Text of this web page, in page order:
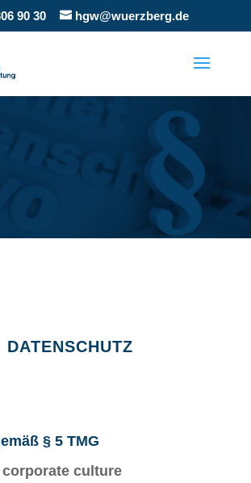
90 30 hgw@wuerzberg.de
DATENSCHUTZ
§ 5 TMG
culture